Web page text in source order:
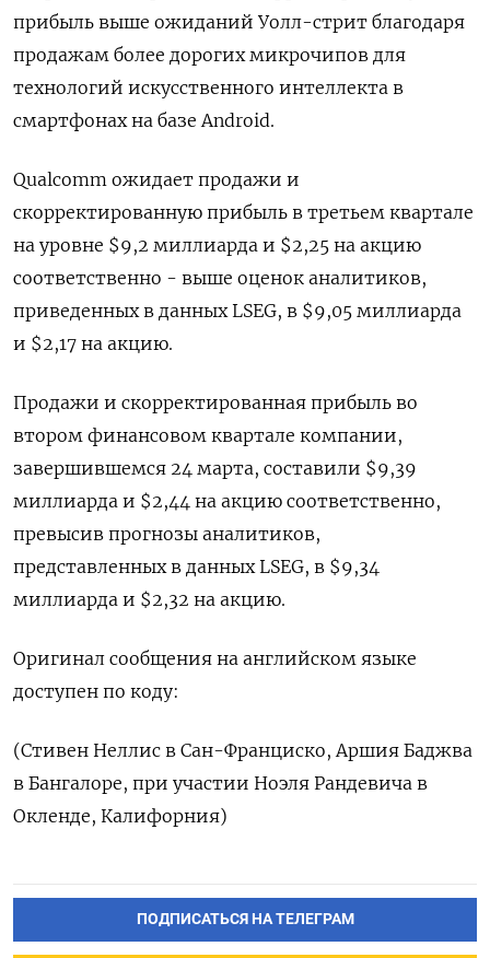
прибыль выше ожиданий Уолл-стрит благодаря
продажам более дорогих микрочипов для
технологий искусственного интеллекта в
смартфонах на базе Android.
Qualcomm ожидает продажи и
скорректированную прибыль в третьем квартале
на уровне $9,2 миллиарда и $2,25 на акцию
соответственно - выше оценок аналитиков,
приведенных в данных LSEG, в $9,05 миллиарда
и $2,17 на акцию.
Продажи и скорректированная прибыль во
втором финансовом квартале компании,
завершившемся 24 марта, составили $9,39
миллиарда и $2,44 на акцию соответственно,
превысив прогнозы аналитиков,
представленных в данных LSEG, в $9,34
миллиарда и $2,32 на акцию.
Оригинал сообщения на английском языке
доступен по коду:
(Стивен Неллис в Сан-Франциско, Аршия Баджва
в Бангалоре, при участии Ноэля Рандевича в
Окленде, Калифорния)
ПОДПИСАТЬСЯ НА ТЕЛЕГРАМ